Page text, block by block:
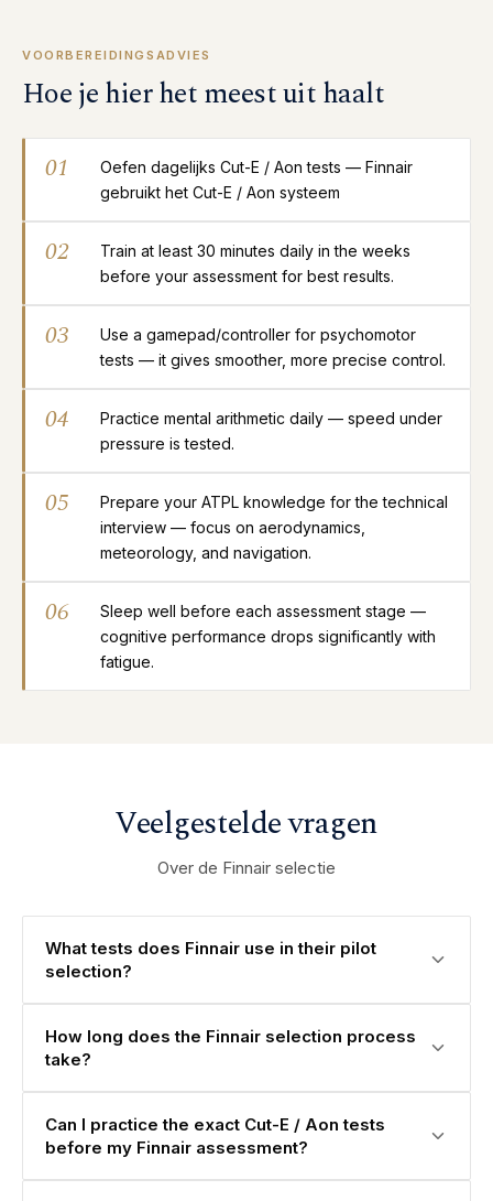
VOORBEREIDINGSADVIES
Hoe je hier het meest uit haalt
01
Oefen dagelijks Cut-E / Aon tests — Finnair
gebruikt het Cut-E / Aon systeem
02
Train at least 30 minutes daily in the weeks
before your assessment for best results.
03
Use a gamepad/controller for psychomotor
tests — it gives smoother, more precise control.
04
Practice mental arithmetic daily — speed under
pressure is tested.
05
Prepare your ATPL knowledge for the technical
interview — focus on aerodynamics,
meteorology, and navigation.
06
Sleep well before each assessment stage —
cognitive performance drops significantly with
fatigue.
Veelgestelde vragen
Over de Finnair selectie
What tests does Finnair use in their pilot
selection?
How long does the Finnair selection process
take?
Can I practice the exact Cut-E / Aon tests
before my Finnair assessment?